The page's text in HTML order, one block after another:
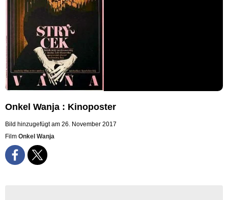
Onkel Wanja : Kinoposter
Bild hinzugefügt am 26. November 2017
Film Onkel Wanja